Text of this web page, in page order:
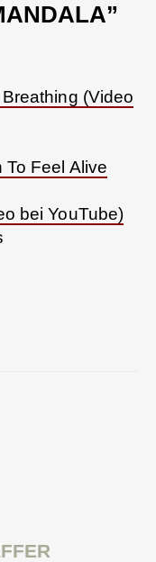
(Video
To Feel Alive
bei YouTube)